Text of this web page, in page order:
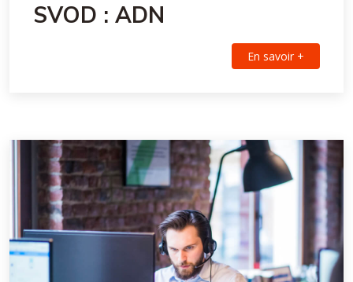
SVOD : ADN
En savoir +